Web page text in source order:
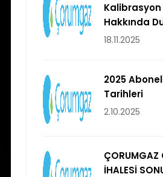
Hakkında
18.11.2025
2025
Tarihleri
2.10.2025
ÇORUMGAZ
İHALESİ